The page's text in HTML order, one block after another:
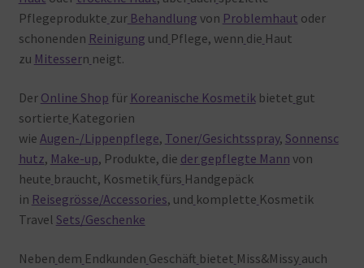
Pflegeprodukte zurBehandlung von Problemhaut oder
schonenden Reinigung und Pflege, wenn die Haut
zu Mitessern neigt.
Der Online Shop für Koreanische Kosmetikbietet gut
sortierte Kategorien
wie Augen-/Lippenpflege, Toner/Gesichtsspray, Sonnensc
hutz, Make-up, Produkte, die der gepflegte Mann von
heute braucht, Kosmetik fürs Handgepäck
in Reisegrösse/Accessories, und komplette Kosmetik
Travel Sets/Geschenke
Neben dem Endkunden Geschäft bietet Miss&Missy auch